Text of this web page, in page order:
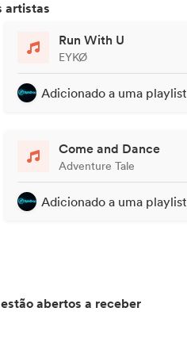
artistas
Run With U
EYKØ
Adicionado a uma playlist
Come and Dance
Adventure Tale
Adicionado a uma playlist
abertos a receber